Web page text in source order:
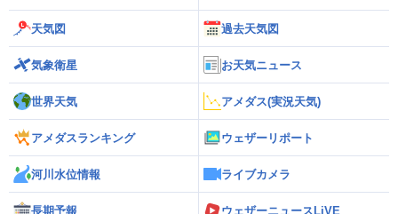
天気図 過去天気図
気象衛星 お天気ニュース
世界天気 アメダス(実況天気)
アメダスランキング ウェザーリポート
河川水位情報 ライブカメラ
長期予報 ウェザーニュースLiVE